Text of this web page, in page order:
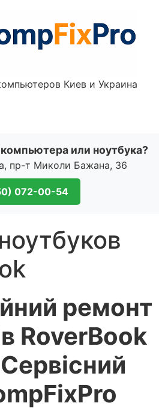
Киев и Украина
или ноутбука?
пр-т Миколи Бажана, 36
072-00-54
ремонт
RoverBook